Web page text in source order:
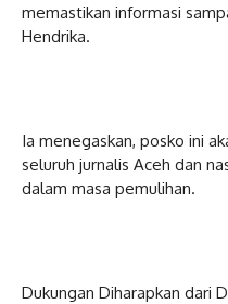
memastikan informasi
Hendrika.
Ia menegaskan, posko ini
seluruh jurnalis Aceh dan
dalam masa pemulihan.
Dukungan Diharapkan dari